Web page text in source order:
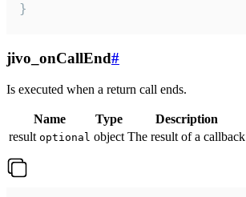
}
jivo_onCallEnd#
Is executed when a return call ends.
Name Type
Description
result optional object The result of a callback